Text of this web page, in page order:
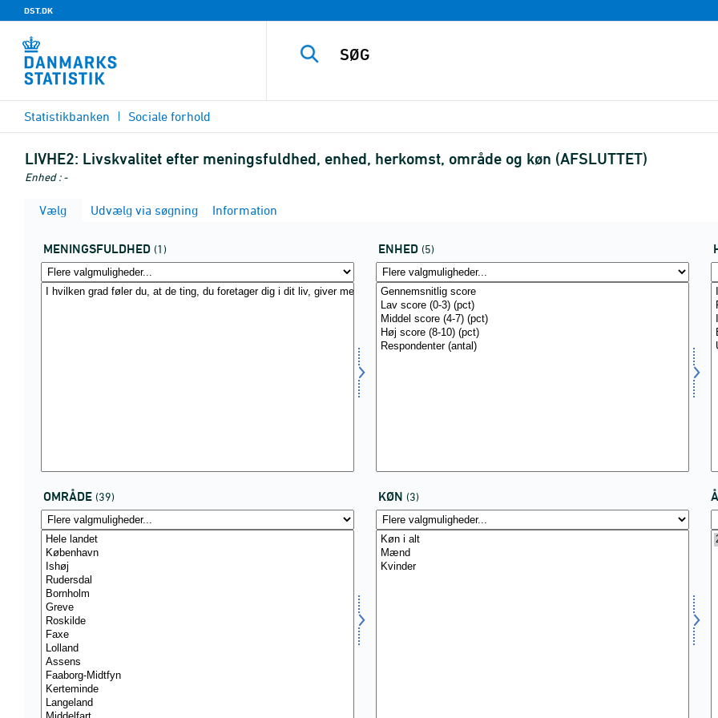
DST.DK
Statistikbanken Sociale forhold
LIVHE2: Livskvalitet efter meningsfuldhed, enhed, herkomst, område og køn (AFSLUTTET)
Enhed : -
Vælg Udvælg via søgning Information
MENINGSFULDHED (1) ENHED (5)
OMRÅDE (39) KØN (3)